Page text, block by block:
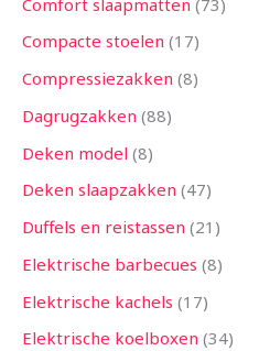
Compacte stoelen 17
Compressiezakken 8
Dagrugzakken 88
Deken model 8
Deken slaapzakken 47
Duffels en reistassen 21
Elektrische barbecues 8
Elektrische kachels 17
Elektrische koelboxen 34